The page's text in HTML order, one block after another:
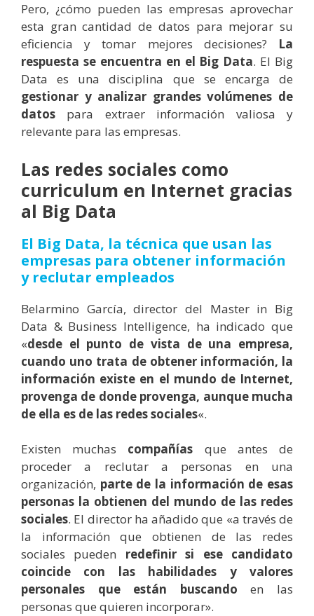
Pero, ¿cómo pueden las empresas aprovechar
esta gran cantidad de datos para mejorar su
eficiencia y tomar mejores decisiones? La
respuesta se encuentra en el Big Data. El Big
Data es una disciplina que se encarga de
gestionar y analizar grandes volúmenes de
datos para extraer información valiosa y
relevante para las empresas.
Las redes sociales como
curriculum en Internet gracias
al Big Data
El Big Data, la técnica que usan las
empresas para obtener información
y reclutar empleados
Belarmino García, director del Master in Big
Data & Business Intelligence, ha indicado que
«desde el punto de vista de una empresa,
cuando uno trata de obtener información, la
información existe en el mundo de Internet,
provenga de donde provenga, aunque mucha
de ella es de las redes sociales«.
Existen muchas compañías que antes de
proceder a reclutar a personas en una
organización, parte de la información de esas
personas la obtienen del mundo de las redes
sociales. El director ha añadido que «a través de
la información que obtienen de las redes
sociales pueden redefinir si ese candidato
coincide con las habilidades y valores
personales que están buscando en las
personas que quieren incorporar».